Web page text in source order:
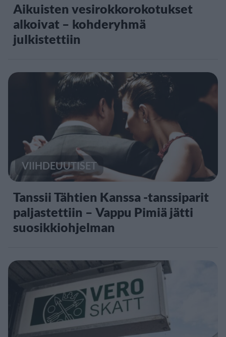
Aikuisten vesirokkorokotukset
alkoivat – kohderyhmä
julkistettiin
VIIHDEUUTISET
Tanssii Tähtien Kanssa -tanssiparit
paljastettiin – Vappu Pimiä jätti
suosikkiohjelman